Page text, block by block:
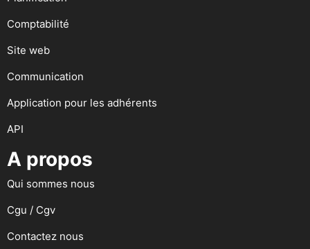
Comptabilité
Site web
Communication
Application pour les adhérents
API
A propos
Qui sommes nous
Cgu / Cgv
Contactez nous